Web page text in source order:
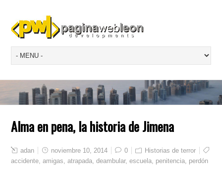
Alma en pena, la historia de Jimena
adan noviembre 10, 2014 0
Historias de terror
accidente ,amigas ,atrapada ,deambular,escuela penitencia perdón